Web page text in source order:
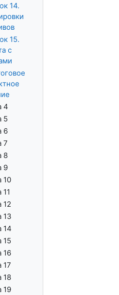
14.
15.
с
4
5
6
7
8
9
10
12
13
14
15
16
17
18
19